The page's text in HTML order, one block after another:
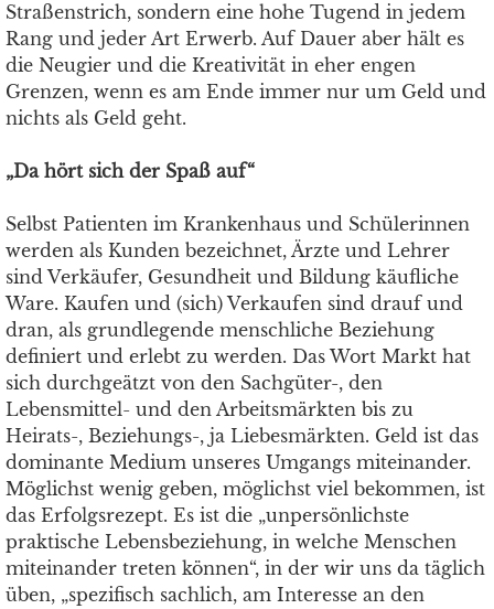
Straßenstrich, sondern eine hohe Tugend in jedem
Rang und jeder Art Erwerb. Auf Dauer aber hält es
die Neugier und die Kreativität in eher engen
Grenzen, wenn es am Ende immer nur um Geld und
nichts als Geld geht.
„Da hört sich der Spaß auf“
Selbst Patienten im Krankenhaus und Schülerinnen
werden als Kunden bezeichnet, Ärzte und Lehrer
sind Verkäufer, Gesundheit und Bildung käufliche
Ware. Kaufen und (sich) Verkaufen sind drauf und
dran, als grundlegende menschliche Beziehung
definiert und erlebt zu werden. Das Wort Markt hat
sich durchgeätzt von den Sachgüter-, den
Lebensmittel- und den Arbeitsmärkten bis zu
Heirats-, Beziehungs-, ja Liebesmärkten. Geld ist das
dominante Medium unseres Umgangs miteinander.
Möglichst wenig geben, möglichst viel bekommen, ist
das Erfolgsrezept. Es ist die „unpersönlichste
praktische Lebensbeziehung, in welche Menschen
miteinander treten können“, in der wir uns da täglich
üben, „spezifisch sachlich, am Interesse an den